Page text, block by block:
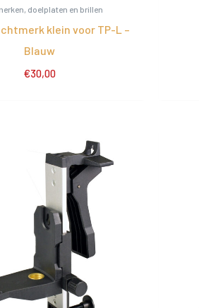
doelplaten en brillen
klein voor TP-L –
Blauw
€30,00